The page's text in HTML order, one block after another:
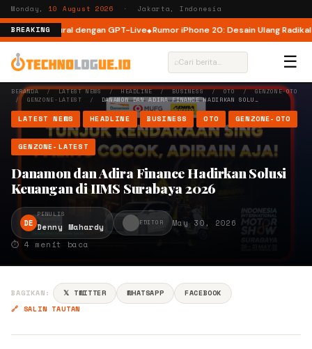
Monday, 10 August 2026 · Jakarta, Indonesia
BREAKING
Natural dengan GPT-Live Rumor iPhone 20: Desain Ulang Radikal
⌕ ☰
BERANDA/LATEST NEWS/HEADLINE/BUSINESS/OTO/GENZONE-OTO
/ GENZONE-LATEST / DANAMON DAN ADIRA FINANCE HADIRKAN SOLU…
LATEST NEWS HEADLINE BUSINESS OTO GENZONE-OTO
GENZONE-LATEST
Danamon dan Adira Finance Hadirkan Solusi
Keuangan di IIMS Surabaya 2026
DE
PENULIS
Denny Mahardy EDITOR
May 30, 2026
⏱ 4 menit baca
BAGIKAN: 𝕏 TWITTER WHATSAPP
FACEBOOK
🔗 SALIN TAUTAN